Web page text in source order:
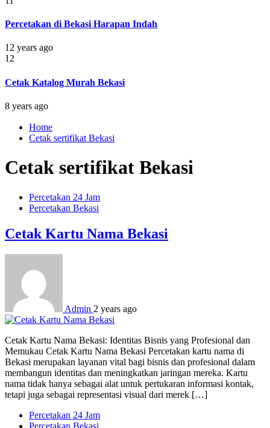
Percetakan di Bekasi Harapan Indah
12 years ago
12
Cetak Katalog Murah Bekasi
8 years ago
Home
Cetak sertifikat Bekasi
Cetak sertifikat Bekasi
Percetakan 24 Jam
Percetakan Bekasi
Cetak Kartu Nama Bekasi
Admin 2 years ago
Cetak Kartu Nama Bekasi: Identitas Bisnis yang Profesional dan
Memukau Cetak Kartu Nama Bekasi Percetakan kartu nama di
Bekasi merupakan layanan vital bagi bisnis dan profesional dalam
membangun identitas dan meningkatkan jaringan mereka. Kartu
nama tidak hanya sebagai alat untuk pertukaran informasi kontak,
tetapi juga sebagai representasi visual dari merek […]
Percetakan 24 Jam
Percetakan Bekasi